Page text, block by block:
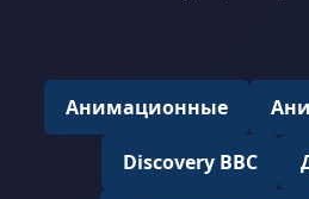
Анимационные
Discovery BBC